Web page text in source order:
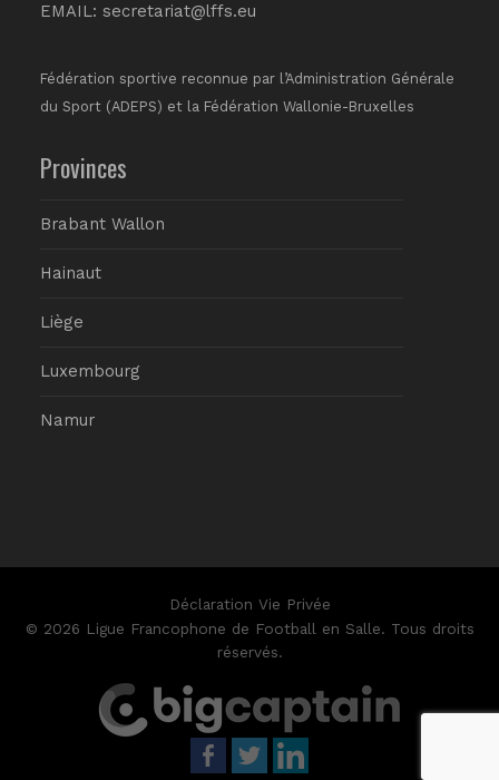
EMAIL: secretariat@lffs.eu
Fédération sportive reconnue par l’Administration Générale
du Sport (ADEPS) et la Fédération Wallonie-Bruxelles
Provinces
Brabant Wallon
Hainaut
Liège
Luxembourg
Namur
Déclaration Vie Privée
© 2026 Ligue Francophone de Football en Salle. Tous droits
réservés.